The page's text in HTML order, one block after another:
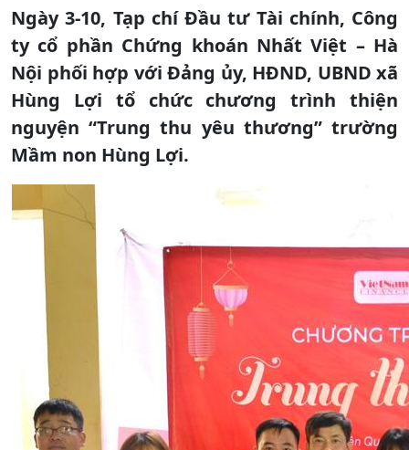
Ngày 3-10, Tạp chí Đầu tư Tài chính, Công
ty cổ phần Chứng khoán Nhất Việt – Hà
Nội phối hợp với Đảng ủy, HĐND, UBND xã
Hùng Lợi tổ chức chương trình thiện
nguyện “Trung thu yêu thương” trường
Mầm non Hùng Lợi.